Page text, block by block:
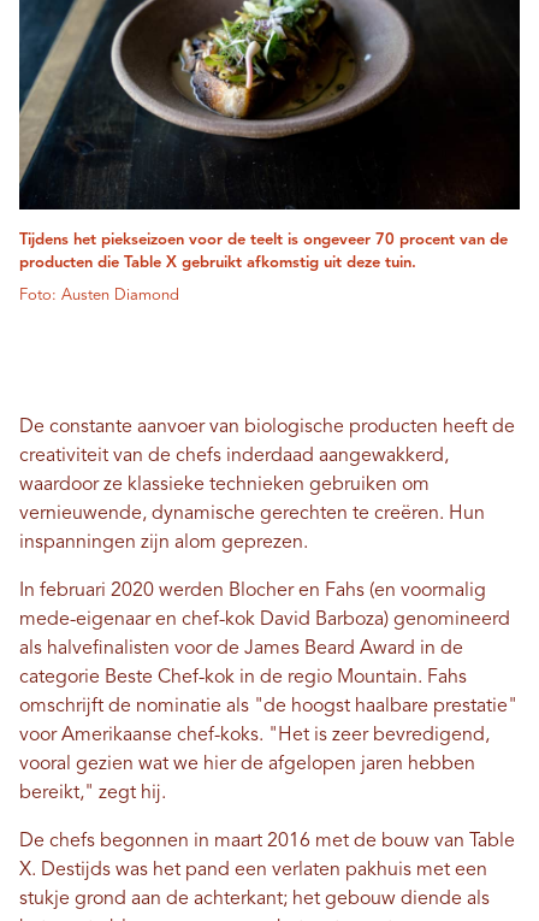
Tijdens het piekseizoen voor de teelt is ongeveer 70 procent van de
producten die Table X gebruikt afkomstig uit deze tuin.
Foto: Austen Diamond
De constante aanvoer van biologische producten heeft de
creativiteit van de chefs inderdaad aangewakkerd,
waardoor ze klassieke technieken gebruiken om
vernieuwende, dynamische gerechten te creëren. Hun
inspanningen zijn alom geprezen.
In februari 2020 werden Blocher en Fahs (en voormalig
mede-eigenaar en chef-kok David Barboza) genomineerd
als halvefinalisten voor de James Beard Award in de
categorie Beste Chef-kok in de regio Mountain. Fahs
omschrijft de nominatie als "de hoogst haalbare prestatie"
voor Amerikaanse chef-koks. "Het is zeer bevredigend,
vooral gezien wat we hier de afgelopen jaren hebben
bereikt," zegt hij.
De chefs begonnen in maart 2016 met de bouw van Table
X. Destijds was het pand een verlaten pakhuis met een
stukje grond aan de achterkant; het gebouw diende als